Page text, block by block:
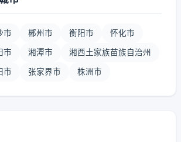
市 郴州市 衡阳市 怀化市
市 湘潭市 湘西土家族苗族自治州
市 张家界市 株洲市